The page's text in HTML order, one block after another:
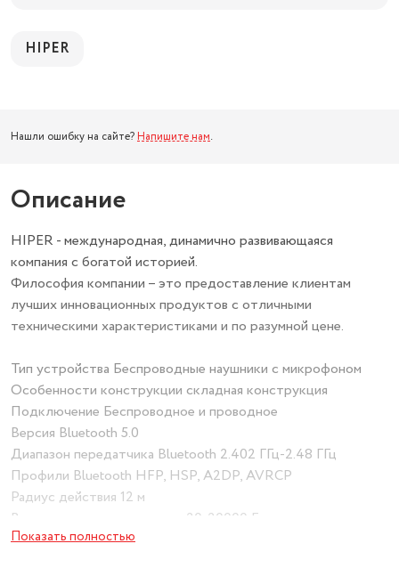
HIPER
Нашли ошибку на сайте? Напишите нам.
Описание
HIPER - международная, динамично развивающаяся
компания с богатой историей.
Философия компании – это предоставление клиентам
лучших инновационных продуктов с отличными
техническими характеристиками и по разумной цене.
Тип устройства Беспроводные наушники с микрофоном
Особенности конструкции складная конструкция
Подключение Беспроводное и проводное
Версия Bluetooth 5.0
Диапазон передатчика Bluetooth 2.402 ГГц-2.48 ГГц
Профили Bluetooth HFP, HSP, A2DP, AVRCP
Радиус действия 12 м
Воспроизводимые частоты 20-20000 Гц
Импеданс 32 Ом
Показать полностью